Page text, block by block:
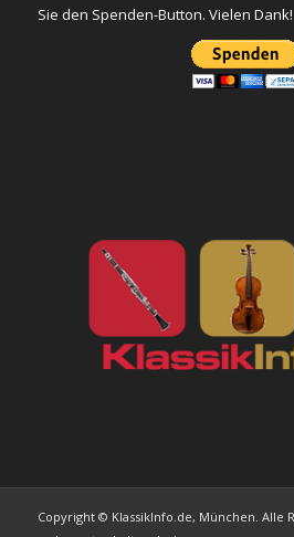
Sie den Spenden-Button. Vielen Dank!
Copyright © KlassikInfo.de, München. Alle